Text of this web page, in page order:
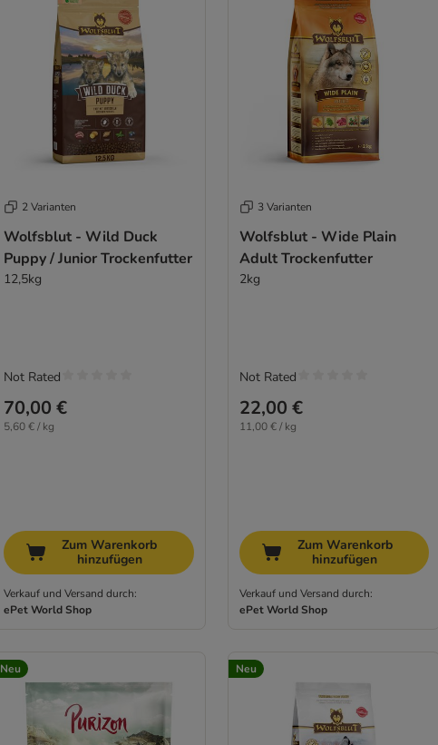
2 Varianten
Wolfsblut - Wild Duck
Puppy / Junior Trockenfutter
12,5kg
70,00 €
5,60 € / kg
Not Rated
Zum Warenkorb
hinzufügen
Verkauf und Versand durch:
ePet World Shop
3 Varianten
Wolfsblut - Wide Plain
Adult Trockenfutter
2kg
22,00 €
11,00 € / kg
Not Rated
Zum Warenkorb
hinzufügen
Verkauf und Versand durch:
ePet World Shop
Neu Neu